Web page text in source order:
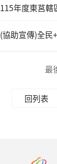
115年度東莒轄區景點
(協助宣傳)全民+1
最
回列表